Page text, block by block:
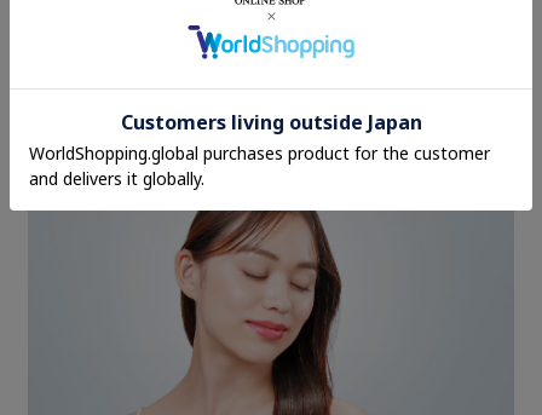
心もうるおう香りを髪にまとわせ
て、いつでもそばに。